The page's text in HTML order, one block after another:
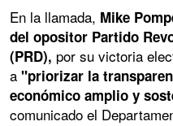
En la llamada, Mike
del opositor Partido
(PRD), por su victoria
a "priorizar la
económico amplio y
comunicado el